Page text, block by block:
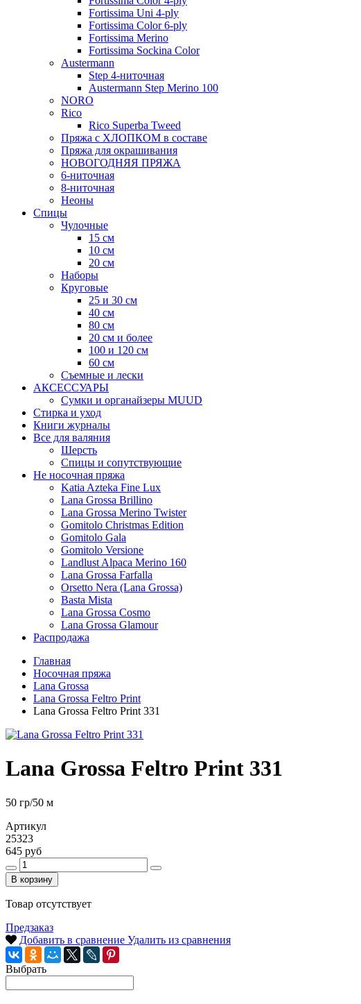
Fortissima Uni 4-ply
Fortissima Color 6-ply
Fortissima Merino
Fortissima Sockina Color
Austermann
Step 4-ниточная
Austermann Step Merino 100
NORO
Rico
Rico Superba Tweed
Пряжа с ХЛОПКОМ в составе
Пряжа для окрашивания
НОВОГОДНЯЯ ПРЯЖА
6-ниточная
8-ниточная
Неоны
Спицы
Чулочные
15 см
10 см
20 см
Наборы
Круговые
25 и 30 см
40 см
80 см
20 см и более
100 и 120 см
60 см
Съемные и лески
АКСЕССУАРЫ
Сумки и органайзеры MUUD
Стирка и уход
Книги журналы
Все для валяния
Шерсть
Спицы и сопутствующие
Не носочная пряжа
Katia Azteka Fine Lux
Lana Grossa Brillino
Lana Grossa Merino Twister
Gomitolo Christmas Edition
Gomitolo Gala
Gomitolo Versione
Landlust Alpaca Merino 160
Lana Grossa Farfalla
Orsetto Nera (Lana Grossa)
Basta Mista
Lana Grossa Cosmo
Lana Grossa Glamour
Распродажа
Главная
Носочная пряжа
Lana Grossa
Lana Grossa Feltro Print
Lana Grossa Feltro Print 331
Lana Grossa Feltro Print 331
50 гр/50 м
Артикул
25323
645 руб
В корзину
Товар отсутствует
Предзаказ
Добавить в сравнение Удалить из сравнения
Выбрать